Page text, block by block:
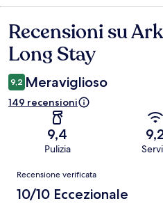
Recensioni
Recensioni su
Long Stay
9,2 Meraviglioso
149 recensioni
9,4
Pulizia
Recensioni
Recensione verificata
10/10 Eccezionale